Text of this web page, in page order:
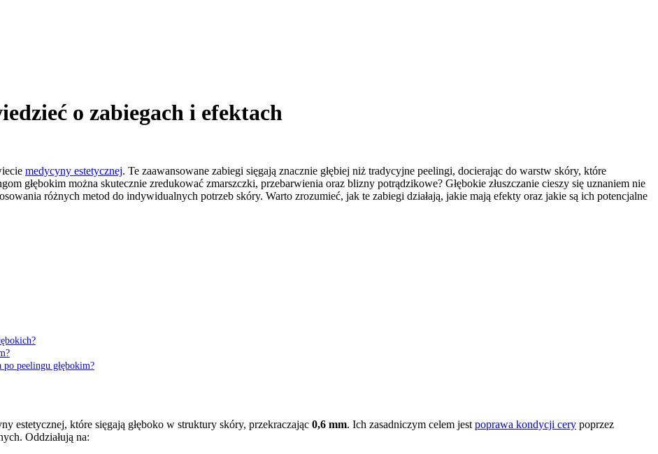
o zabiegach i efektach
medycyny estetycznej. Te zaawansowane zabiegi sięgają znacznie głębiej niż tradycyjne peelingi, docierając do warstw skóry, które
głębokim można skutecznie zredukować zmarszczki, przebarwienia oraz blizny potrądzikowe? Głębokie złuszczanie cieszy się uznaniem nie
różnych metod do indywidualnych potrzeb skóry. Warto zrozumieć, jak te zabiegi działają, jakie mają efekty oraz jakie są ich potencjalne
peelingu głębokim?
estetycznej, które sięgają głęboko w struktury skóry, przekraczając 0,6 mm. Ich zasadniczym celem jest poprawa kondycji cery poprzez
Oddziałują na: